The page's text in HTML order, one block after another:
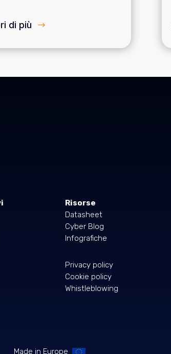
di più
Risorse
Datasheet
Cyber Blog
Infografiche
Privacy policy
Cookie policy
Whistleblowing
Made in Europe